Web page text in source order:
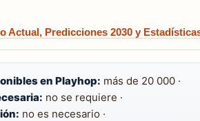
Actual, Predicciones 2030 y
en Playhop: más de 20 000 ·
no se requiere ·
no es necesario ·